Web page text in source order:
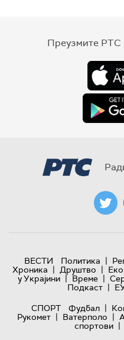
Преузмите РТС
ВЕСТИ Политика |
Хроника | Друштво |
у Украјини | Време |
Подкаст |
СПОРТ
Фудбал |
Рукомет | Ватерполо |
спортови |